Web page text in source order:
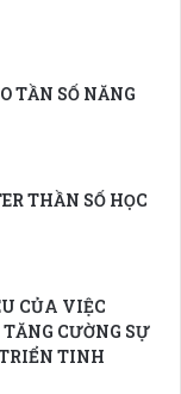
TẦN SỐ NĂNG
THẦN SỐ HỌC
CỦA VIỆC
CƯỜNG SỰ
TINH